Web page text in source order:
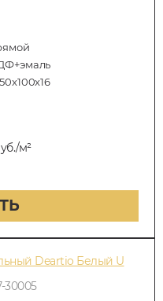
м²
Deartio Белый U
30005